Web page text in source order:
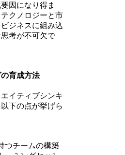
因になり得ま
クノロジーと市
ジネスに組み込
考が不可欠で
育成方法
イティブシンキ
下の点が挙げら
つチームの構築